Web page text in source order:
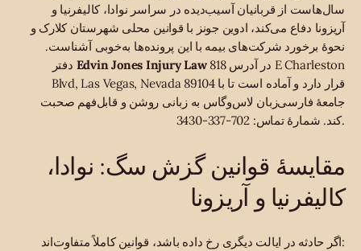
سال‌هاست از قربانیان آسیب‌دیده در سراسر نوادا، کالیفرنیا و
آریزونا دفاع می‌کند، ادوین جونز با قوانین محلی شهرستان کلارک و
نحوهٔ برخورد شرکت‌های بیمه با این پرونده‌ها به‌خوبی آشناست.
Edvin Jones Injury Lawدر آدرس 818 E Charleston
Blvd, Las Vegas, Nevada 89104 قرار دارد و آماده است تا با
جامعهٔ فارسی‌زبان لاس‌وگاس به زبانی روشن و قابل‌فهم صحبت
کند. شمارهٔ تماس: 702-337-3430.
مقایسهٔ قوانین گزش سگ: نوادا،
کالیفرنیا و آریزونا
اگر حادثه در ایالت دیگری رخ داده باشد، قوانین کاملاً متفاوت‌اند: